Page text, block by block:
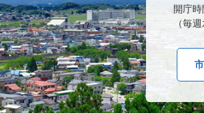
開庁
（毎